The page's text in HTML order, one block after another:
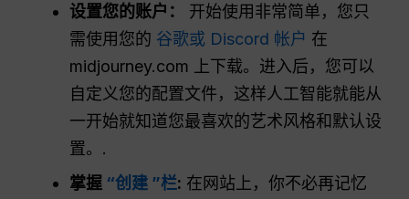
设置您的账户：
开始使用非常简单，您只
需使用您的 谷歌或 Discord 帐户 在
midjourney.com 上下载。进入后，您可以
自定义您的配置文件，这样人工智能就能从
一开始就知道您最喜欢的艺术风格和默认设
置。.
掌握 “创建 ”栏: 在网站上，你不必再记忆